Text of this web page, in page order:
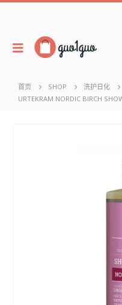
首页 SHOP
洗护日化
URTEKRAM NORDIC BIRCH